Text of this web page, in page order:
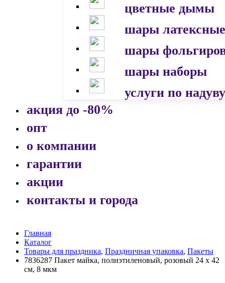
цветные дымы
шары латексные
шары
шары наборы
услуги по надуву
акция до -80%
опт
о компании
гарантии
акции
контакты и города
Главная
Каталог
Товары для праздника, Праздничная упаковка, Пакеты
7836287 Пакет майка, полиэтиленовый, розовый 24 х 42
см, 8 мкм